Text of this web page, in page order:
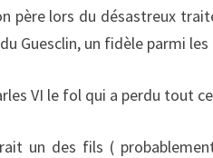
père lors du désastreux
Guesclin, un fidèle parmi
VI le fol qui a perdu tout
un des fils (